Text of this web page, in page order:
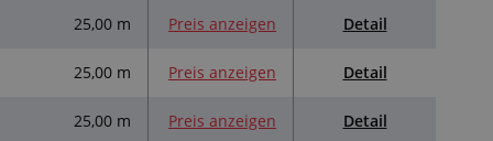
25,00 m Preis anzeigen Detail
25,00 m Preis anzeigen Detail
25,00 m Preis anzeigen Detail